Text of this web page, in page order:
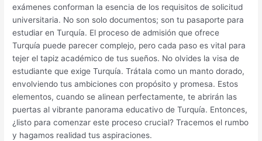
exámenes conforman la esencia de los requisitos de solicitud
universitaria. No son solo documentos; son tu pasaporte para
estudiar en Turquía. El proceso de admisión que ofrece
Turquía puede parecer complejo, pero cada paso es vital para
tejer el tapiz académico de tus sueños. No olvides la visa de
estudiante que exige Turquía. Trátala como un manto dorado,
envolviendo tus ambiciones con propósito y promesa. Estos
elementos, cuando se alinean perfectamente, te abrirán las
puertas al vibrante panorama educativo de Turquía. Entonces,
¿listo para comenzar este proceso crucial? Tracemos el rumbo
y hagamos realidad tus aspiraciones.